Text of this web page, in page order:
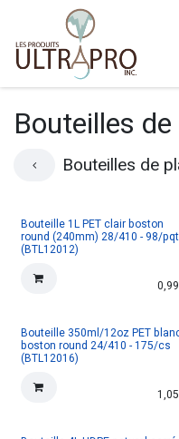
Se rendre au contenu
Bouteilles
Bouteilles de
Bouteille 1L PET clair boston
round (240mm) 28/410 - 98/pqt
(BTL12012)
0,99
IR
Bouteille 350ml/12oz PET
boston round 24/410 - 175/cs
(BTL12016)
1,05